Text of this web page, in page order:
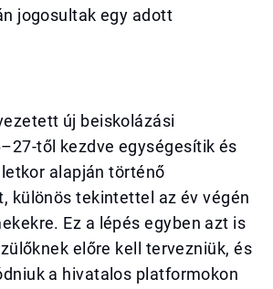
jogosultak egy adott
új beiskolázási
től kezdve egységesítik és
alapján történő
különös tekintettel az év végén
Ez a lépés egyben azt is
előre kell tervezniük, és
a hivatalos platformokon